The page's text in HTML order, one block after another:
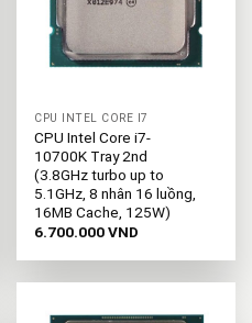
CPU INTEL CORE I7
CPU Intel Core i7-
10700K Tray 2nd
(3.8GHz turbo up to
5.1GHz, 8 nhân 16 luồng,
16MB Cache, 125W)
6.700.000VND